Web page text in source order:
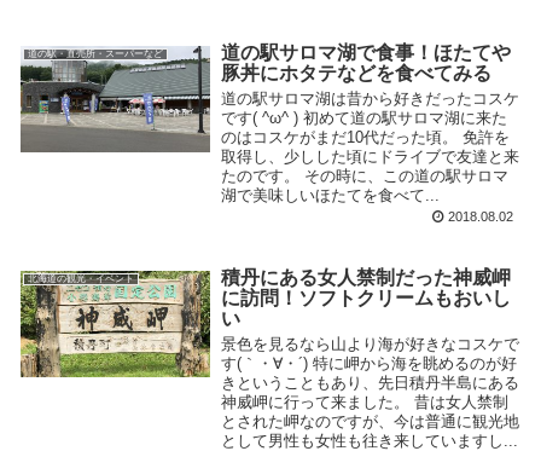
道の駅・直売所・スーパーなど
道の駅サロマ湖で食事！ほたてや
豚丼にホタテなどを食べてみる
道の駅サロマ湖は昔から好きだったコスケ
です( ^ω^ ) 初めて道の駅サロマ湖に来た
のはコスケがまだ10代だった頃。 免許を
取得し、少しした頃にドライブで友達と来
たのです。 その時に、この道の駅サロマ
湖で美味しいほたてを食べて...
2018.08.02
北海道の観光・イベント
積丹にある女人禁制だった神威岬
に訪問！ソフトクリームもおいし
い
景色を見るなら山より海が好きなコスケで
す(｀・∀・´) 特に岬から海を眺めるのが好
きということもあり、先日積丹半島にある
神威岬に行って来ました。 昔は女人禁制
とされた岬なのですが、今は普通に観光地
として男性も女性も往き来していますし...